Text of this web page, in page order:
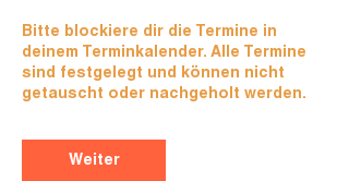
Bitte blockiere dir die Termine in
deinem Terminkalender. Alle Termine
sind festgelegt und können nicht
getauscht oder nachgeholt werden.
Weiter